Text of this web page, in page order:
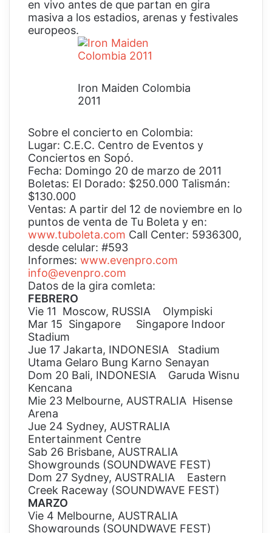
en vivo antes de que partan en gira
masiva a los estadios, arenas y festivales
europeos.
Iron Maiden Colombia
2011
Sobre el concierto en Colombia:
Lugar: C.E.C. Centro de Eventos y
Conciertos en Sopó.
Fecha: Domingo 20 de marzo de 2011
Boletas: El Dorado: $250.000 Talismán:
$130.000
Ventas: A partir del 12 de noviembre en lo
puntos de venta de Tu Boleta y en:
www.tuboleta.com Call Center: 5936300,
desde celular: #593
Informes: www.evenpro.com
info@evenpro.com
Datos de la gira comleta:
FEBRERO
Vie 11 Moscow, RUSSIA Olympiski
Mar 15 Singapore Singapore Indoor
Stadium
Jue 17 Jakarta, INDONESIA Stadium
Utama Gelaro Bung Karno Senayan
Dom 20 Bali, INDONESIA Garuda Wisnu
Kencana
Mie 23 Melbourne, AUSTRALIA Hisense
Arena
Jue 24 Sydney, AUSTRALIA
Entertainment Centre
Sab 26 Brisbane, AUSTRALIA
Showgrounds (SOUNDWAVE FEST)
Dom 27 Sydney, AUSTRALIA Eastern
Creek Raceway (SOUNDWAVE FEST)
MARZO
Vie 4 Melbourne, AUSTRALIA
Showgrounds (SOUNDWAVE FEST)